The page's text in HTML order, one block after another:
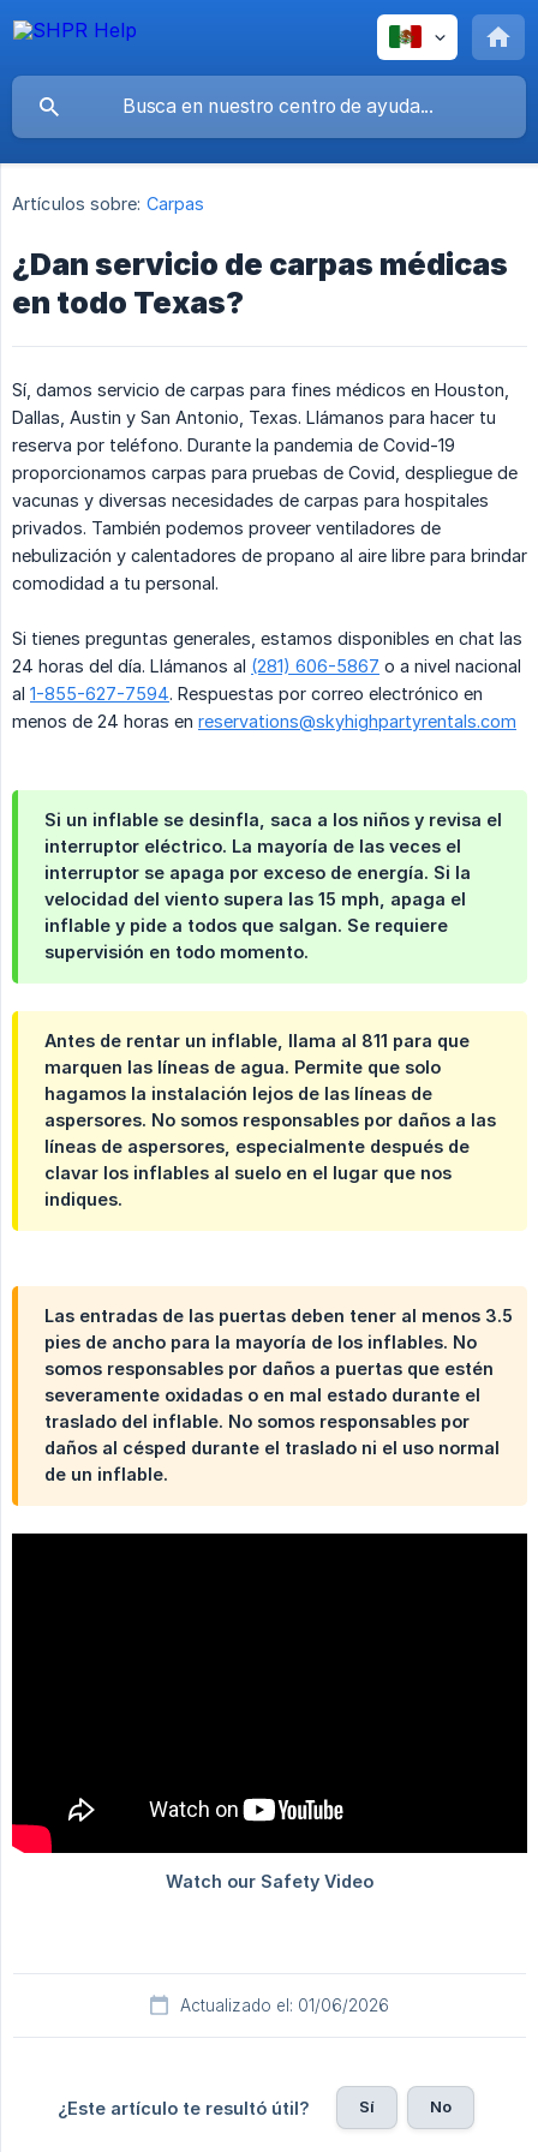
Artículos sobre: Carpas
¿Dan servicio de carpas médicas
en todo Texas?
Sí, damos servicio de carpas para fines médicos en Houston,
Dallas, Austin y San Antonio, Texas. Llámanos para hacer tu
reserva por teléfono. Durante la pandemia de Covid-19
proporcionamos carpas para pruebas de Covid, despliegue de
vacunas y diversas necesidades de carpas para hospitales
privados. También podemos proveer ventiladores de
nebulización y calentadores de propano al aire libre para brindar
comodidad a tu personal.
Si tienes preguntas generales, estamos disponibles en chat las
24 horas del día. Llámanos al (281) 606-5867 o a nivel nacional
al 1-855-627-7594. Respuestas por correo electrónico en
menos de 24 horas en reservations@skyhighpartyrentals.com
Si un inflable se desinfla, saca a los niños y revisa el
interruptor eléctrico. La mayoría de las veces el
interruptor se apaga por exceso de energía. Si la
velocidad del viento supera las 15 mph, apaga el
inflable y pide a todos que salgan. Se requiere
supervisión en todo momento.
Antes de rentar un inflable, llama al 811 para que
marquen las líneas de agua. Permite que solo
hagamos la instalación lejos de las líneas de
aspersores. No somos responsables por daños a las
líneas de aspersores, especialmente después de
clavar los inflables al suelo en el lugar que nos
indiques.
Las entradas de las puertas deben tener al menos 3.5
pies de ancho para la mayoría de los inflables. No
somos responsables por daños a puertas que estén
severamente oxidadas o en mal estado durante el
traslado del inflable. No somos responsables por
daños al césped durante el traslado ni el uso normal
de un inflable.
Actualizado el: 01/06/2026
¿Este artículo te resultó útil? Sí No